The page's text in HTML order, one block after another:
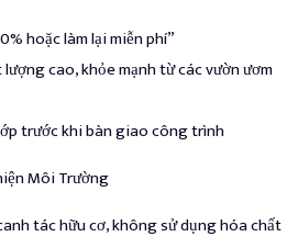
hoặc làm lại miễn phí”
cao, khỏe mạnh từ các vườn ươm
trước khi bàn giao công trình
Môi Trường
tác hữu cơ, không sử dụng hóa chất